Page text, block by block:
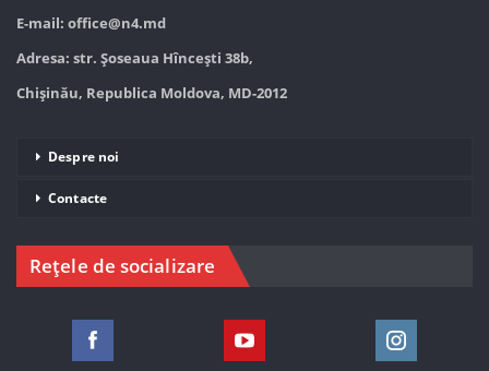
E-mail: office@n4.md
Adresa: str. Șoseaua Hînceşti 38b,
Chișinău, Republica Moldova, MD-2012
Despre noi
Contacte
Rețele de socializare